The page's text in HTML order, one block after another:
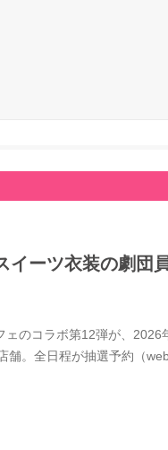
イーツ衣装の劇団
ェのコラボ第12弾が、
舗。全日程が抽選予約（